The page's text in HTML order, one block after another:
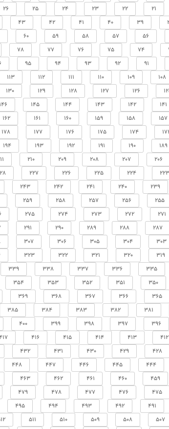
21
22
23
24
25
26
39
40
41
42
43
56
57
58
59
60
74
75
76
77
78
91
92
93
94
95
108
109
110
111
112
113
126
127
128
129
130
141
142
143
144
145
146
157
158
159
160
161
162
174
175
176
177
178
189
190
191
192
193
194
206
207
208
209
210
223
224
225
226
227
239
240
241
242
243
255
256
257
258
259
271
272
273
274
275
287
288
289
290
291
303
304
305
306
307
319
320
321
322
323
335
336
337
338
339
350
351
352
353
354
365
366
367
368
369
381
382
383
384
385
396
397
398
399
400
412
413
414
415
416
417
428
429
430
431
432
444
445
446
447
448
459
460
461
462
463
475
476
477
478
479
491
492
493
494
495
507
508
509
510
511